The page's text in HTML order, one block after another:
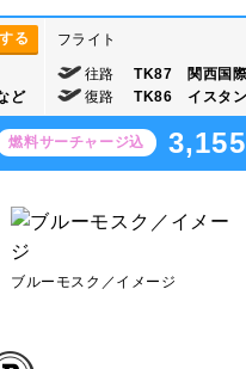
る
ど
フライト
往路
TK87 関西国
復路
TK86 イスタ
燃料サーチャージ込
ブルーモスク／イメージ